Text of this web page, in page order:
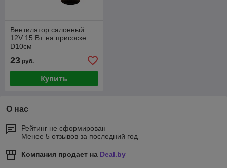
Вентилятор салонный
12V 15 Вт. на присоске
D10см
23 руб.
Купить
О нас
Рейтинг не сформирован
Менее 5 отзывов за последний год
Компания продает на Deal.by